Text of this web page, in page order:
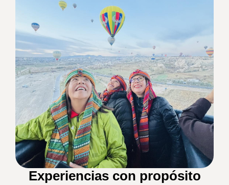
Experiencias con propósito